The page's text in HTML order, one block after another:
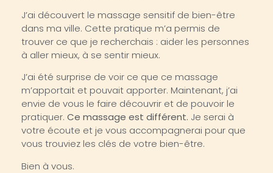
J’ai découvert le massage sensitif de bien-être
dans ma ville. Cette pratique m’a permis de
trouver ce que je recherchais : aider les personnes
à aller mieux, à se sentir mieux.
J’ai été surprise de voir ce que ce massage
m’apportait et pouvait apporter. Maintenant, j’ai
envie de vous le faire découvrir et de pouvoir le
pratiquer. Ce massage est différent. Je serai à
votre écoute et je vous accompagnerai pour que
vous trouviez les clés de votre bien-être.
Bien à vous.